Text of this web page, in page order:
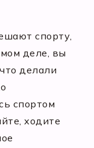
спорту,
деле, вы
делали
спортом
ходите